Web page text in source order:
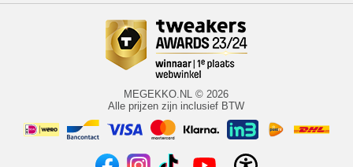
MEGEKKO.NL © 2026
Alle prijzen zijn inclusief BTW